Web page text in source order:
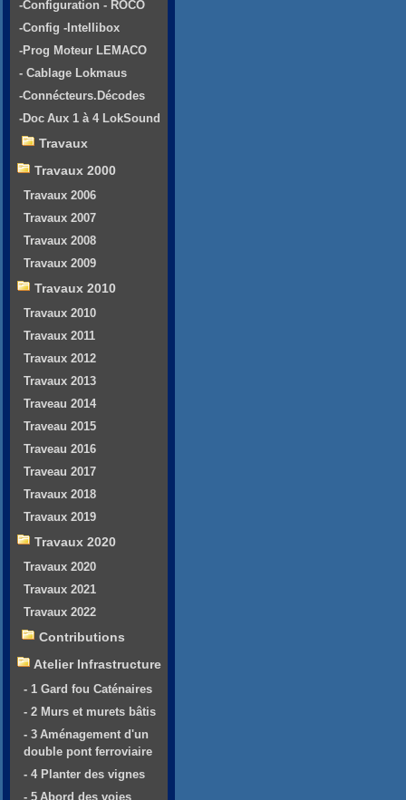
-Configuration - ROCO
-Config -Intellibox
-Prog Moteur LEMACO
- Cablage Lokmaus
-Connécteurs.Décodes
-Doc Aux 1 à 4 LokSound
Travaux
Travaux 2000
Travaux 2006
Travaux 2007
Travaux 2008
Travaux 2009
Travaux 2010
Travaux 2010
Travaux 2011
Travaux 2012
Travaux 2013
Traveau 2014
Traveau 2015
Traveau 2016
Traveau 2017
Travaux 2018
Travaux 2019
Travaux 2020
Travaux 2020
Travaux 2021
Travaux 2022
Contributions
Atelier Infrastructure
- 1 Gard fou Caténaires
- 2 Murs et murets bâtis
- 3 Aménagement d'un
double pont ferroviaire
- 4 Planter des vignes
- 5 Abord des voies